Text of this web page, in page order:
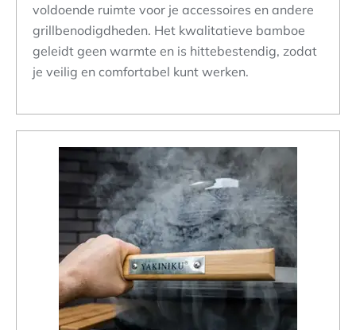
voldoende ruimte voor je accessoires en andere
grillbenodigdheden. Het kwalitatieve bamboe
geleidt geen warmte en is hittebestendig, zodat
je veilig en comfortabel kunt werken.